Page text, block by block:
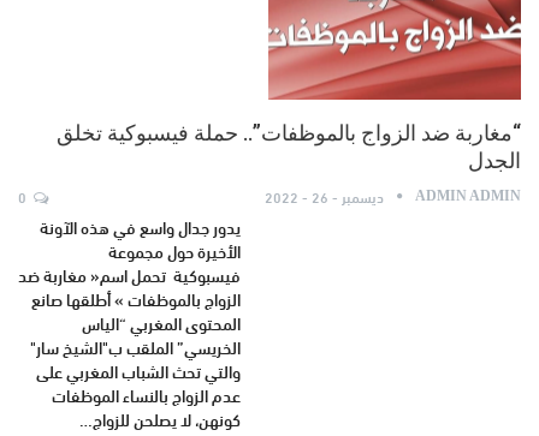
“مغاربة ضد الزواج بالموظفات”.. حملة فيسبوكية تخلق
الجدل
ADMIN ADMIN ديسمبر - 26 - 2022
يدور جدال واسع في هذه الآونة
الأخيرة حول مجموعة
فيسبوكية تحمل اسم« مغاربة ضد
الزواج بالموظفات » أطلقها صانع
المحتوى المغربي “الياس
الخريسي” الملقب ب"الشيخ سار"
والتي تحث الشباب المغربي على
عدم الزواج بالنساء الموظفات
كونهن، لا يصلحن للزواج…